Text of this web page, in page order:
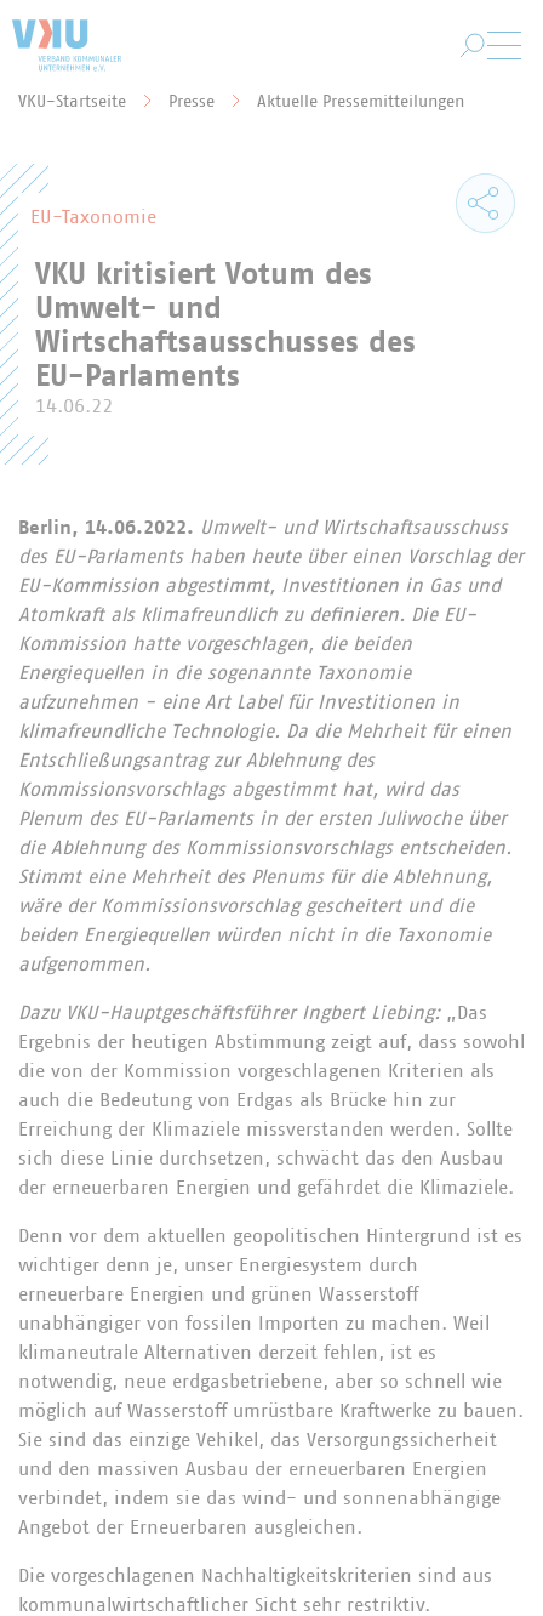
VKU-Startseite Presse Aktuelle Pressemitteilungen
EU-Taxonomie
VKU kritisiert Votum des
Umwelt- und
Wirtschaftsausschusses des
EU-Parlaments
14.06.22
Berlin, 14.06.2022. Umwelt- und Wirtschaftsausschuss
des EU-Parlaments haben heute über einen Vorschlag der
EU-Kommission abgestimmt, Investitionen in Gas und
Atomkraft als klimafreundlich zu definieren. Die EU-
Kommission hatte vorgeschlagen, die beiden
Energiequellen in die sogenannte Taxonomie
aufzunehmen - eine Art Label für Investitionen in
klimafreundliche Technologie. Da die Mehrheit für einen
Entschließungsantrag zur Ablehnung des
Kommissionsvorschlags abgestimmt hat, wird das
Plenum des EU-Parlaments in der ersten Juliwoche über
die Ablehnung des Kommissionsvorschlags entscheiden.
Stimmt eine Mehrheit des Plenums für die Ablehnung,
wäre der Kommissionsvorschlag gescheitert und die
beiden Energiequellen würden nicht in die Taxonomie
aufgenommen.
Dazu VKU-Hauptgeschäftsführer Ingbert Liebing:„Das
Ergebnis der heutigen Abstimmung zeigt auf, dass sowohl
die von der Kommission vorgeschlagenen Kriterien als
auch die Bedeutung von Erdgas als Brücke hin zur
Erreichung der Klimaziele missverstanden werden. Sollte
sich diese Linie durchsetzen, schwächt das den Ausbau
der erneuerbaren Energien und gefährdet die Klimaziele.
Denn vor dem aktuellen geopolitischen Hintergrund ist es
wichtiger denn je, unser Energiesystem durch
erneuerbare Energien und grünen Wasserstoff
unabhängiger von fossilen Importen zu machen. Weil
klimaneutrale Alternativen derzeit fehlen, ist es
notwendig, neue erdgasbetriebene, aber so schnell wie
möglich auf Wasserstoff umrüstbare Kraftwerke zu bauen.
Sie sind das einzige Vehikel, das Versorgungssicherheit
und den massiven Ausbau der erneuerbaren Energien
verbindet, indem sie das wind- und sonnenabhängige
Angebot der Erneuerbaren ausgleichen.
Die vorgeschlagenen Nachhaltigkeitskriterien sind aus
kommunalwirtschaftlicher Sicht sehr restriktiv.